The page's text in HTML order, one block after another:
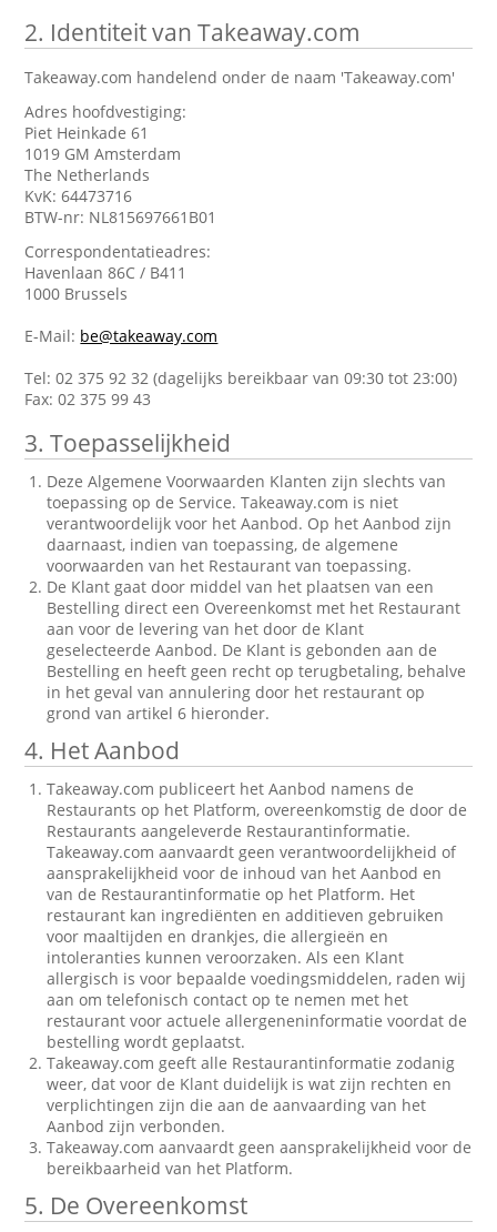
2. Identiteit van Takeaway.com
Takeaway.com handelend onder de naam 'Takeaway.com'
Adres hoofdvestiging:
Piet Heinkade 61
1019 GM Amsterdam
The Netherlands
KvK: 64473716
BTW-nr: NL815697661B01
Correspondentatieadres:
Havenlaan 86C / B411
1000 Brussels
E-Mail: be@takeaway.com
Tel: 02 375 92 32 (dagelijks bereikbaar van 09:30 tot 23:00)
Fax: 02 375 99 43
3. Toepasselijkheid
Deze Algemene Voorwaarden Klanten zijn slechts van
toepassing op de Service. Takeaway.com is niet
verantwoordelijk voor het Aanbod. Op het Aanbod zijn
daarnaast, indien van toepassing, de algemene
voorwaarden van het Restaurant van toepassing.
De Klant gaat door middel van het plaatsen van een
Bestelling direct een Overeenkomst met het Restaurant
aan voor de levering van het door de Klant
geselecteerde Aanbod. De Klant is gebonden aan de
Bestelling en heeft geen recht op terugbetaling, behalve
in het geval van annulering door het restaurant op
grond van artikel 6 hieronder.
4. Het Aanbod
Takeaway.com publiceert het Aanbod namens de
Restaurants op het Platform, overeenkomstig de door de
Restaurants aangeleverde Restaurantinformatie.
Takeaway.com aanvaardt geen verantwoordelijkheid of
aansprakelijkheid voor de inhoud van het Aanbod en
van de Restaurantinformatie op het Platform. Het
restaurant kan ingrediënten en additieven gebruiken
voor maaltijden en drankjes, die allergieën en
intoleranties kunnen veroorzaken. Als een Klant
allergisch is voor bepaalde voedingsmiddelen, raden wij
aan om telefonisch contact op te nemen met het
restaurant voor actuele allergeneninformatie voordat de
bestelling wordt geplaatst.
Takeaway.com geeft alle Restaurantinformatie zodanig
weer, dat voor de Klant duidelijk is wat zijn rechten en
verplichtingen zijn die aan de aanvaarding van het
Aanbod zijn verbonden.
Takeaway.com aanvaardt geen aansprakelijkheid voor de
bereikbaarheid van het Platform.
5. De Overeenkomst